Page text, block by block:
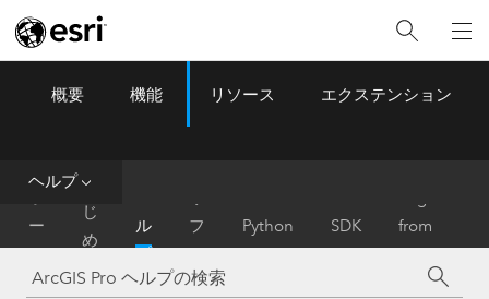
ArcGIS Pro Menu
概要 機能 リソース エクステンション
ヘルプ
ー
ム
は
じ
め
に
ル
プ
フ
ァ
レ
Python SDK
from
ArcMap